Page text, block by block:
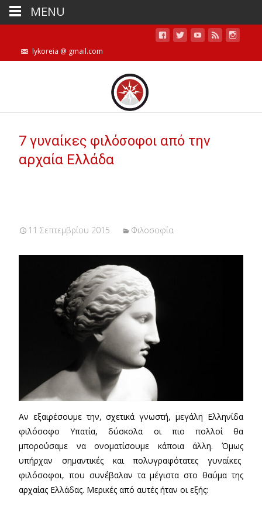
lykoreia @ gmail.com
7 γυναίκες φιλόσοφοι από την
αρχαία Ελλάδα
11 Σεπτεμβρίου 2015 Φιλοσοφία
Αν εξαιρέσουμε την, σχετικά γνωστή, μεγάλη Ελληνίδα
φιλόσοφο Υπατία, δύσκολα οι πιο πολλοί θα
μπορούσαμε να ονοματίσουμε κάποια άλλη. Όμως
υπήρχαν σημαντικές και πολυγραφότατες γυναίκες
φιλόσοφοι, που συνέβαλαν τα μέγιστα στο θαύμα της
αρχαίας Ελλάδας. Μερικές από αυτές ήταν οι εξής:
MENU